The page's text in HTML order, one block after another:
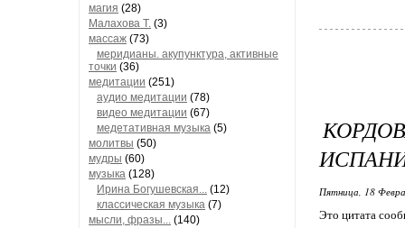
магия (28)
Малахова Т. (3)
массаж (73)
меридианы. акупунктура, активные
точки (36)
медитации (251)
аудио медитации (78)
видео медитации (67)
медетативная музыка (5)
молитвы (50)
мудры (60)
музыка (128)
Ирина Богушевская... (12)
классическая музыка (7)
мысли, фразы... (140)
Пятница, 18
Это цитата